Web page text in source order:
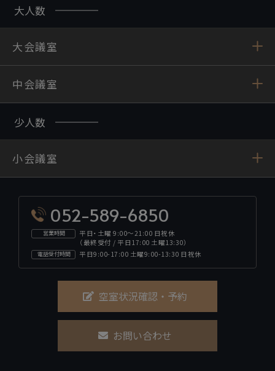
大人数
大会議室
中会議室
少人数
小会議室
052-589-6850
営業時間
平日・土曜 9:00～21:00 日祝休
（最終受付 / 平日17:00 土曜13:30）
電話受付時間 平日9:00-17:00 土曜9:00-13:30 日祝休
空室状況確認・予約
お問い合わせ